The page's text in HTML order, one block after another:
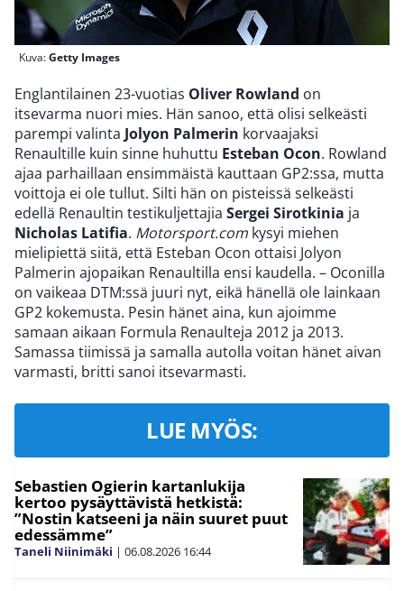
Kuva:Getty Images
Englantilainen 23-vuotias Oliver Rowland on
itsevarma nuori mies. Hän sanoo, että olisi selkeästi
parempi valinta Jolyon Palmerin korvaajaksi
Renaultille kuin sinne huhuttu Esteban Ocon. Rowland
ajaa parhaillaan ensimmäistä kauttaan GP2:ssa, mutta
voittoja ei ole tullut. Silti hän on pisteissä selkeästi
edellä Renaultin testikuljettajia Sergei Sirotkinia ja
Nicholas Latifia. Motorsport.com kysyi miehen
mielipiettä siitä, että Esteban Ocon ottaisi Jolyon
Palmerin ajopaikan Renaultilla ensi kaudella. – Oconilla
on vaikeaa DTM:ssä juuri nyt, eikä hänellä ole lainkaan
GP2 kokemusta. Pesin hänet aina, kun ajoimme
samaan aikaan Formula Renaulteja 2012 ja 2013.
Samassa tiimissä ja samalla autolla voitan hänet aivan
varmasti, britti sanoi itsevarmasti.
LUE MYÖS:
Sebastien Ogierin kartanlukija
kertoo pysäyttävistä hetkistä:
”Nostin katseeni ja näin suuret puut
edessämme”
Taneli Niinimäki | 06.08.2026 16:44